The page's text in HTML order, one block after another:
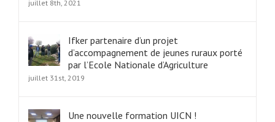
juillet 8th, 2021
Ifker partenaire d’un projet
d’accompagnement de jeunes ruraux porté
par l’Ecole Nationale d’Agriculture
juillet 31st, 2019
Une nouvelle formation UICN !